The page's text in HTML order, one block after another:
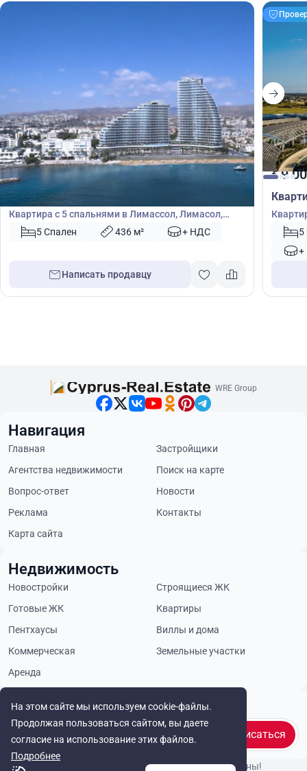
€14 100 000
Квартира
Квартира с 5 спальнями в Лимассол, Лимасол,
Кипр № 46129
5 Спален 436 м² + НДС
Написать продавцу
€9
Кипр5
На этом сайте мы используем cookie-файлы.
Продолжая пользоваться сайтом, вы даете
согласие на использование этих файлов.
Подробнее
WRE Group
Будьте в курсе
Подписаться
Навигация
Главная
Застройщики
Агентства недвижимости
Поиск на карте
Вопрос-ответ
Новости
Реклама
Контакты
Карта сайта
Недвижимость
Новостройки
Строящиеся ЖК
Готовые ЖК
Квартиры
Пентхаусы
Виллы и дома
Коммерческая
Земельные участки
Аренда
© Cyprus Realestate 2026. Все права защищены!